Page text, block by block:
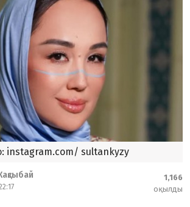
instagram.com/ sultankyzy
1,166
оқылды